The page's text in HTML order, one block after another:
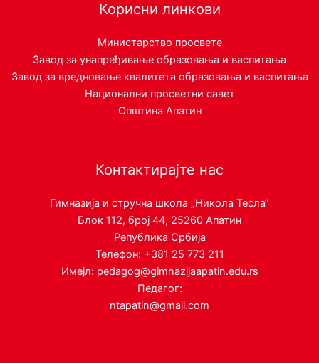
Корисни линкови
Министарство просвете
Завод за унапређивање образовања и васпитања
Завод за вредновање квалитета образовања и васпитања
Национални просветни савет
Општина Апатин
Контактирајте нас
Гимназија и стручна школа „Никола Тесла“
Блок 112, број 44, 25260 Апатин
Република Србија
Телефон: +381 25 773 211
Имејл: pedagog@gimnazijaapatin.edu.rs
Педагог:
ntapatin@gmail.com